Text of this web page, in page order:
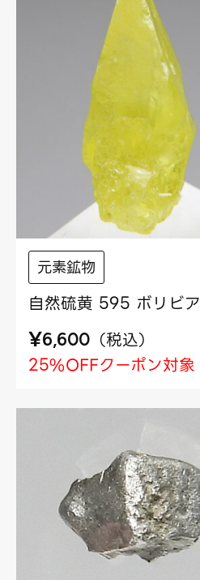
元素鉱物
自然硫黄 595 ボリビア
¥6,600 （税込）
25%OFFクーポン対象